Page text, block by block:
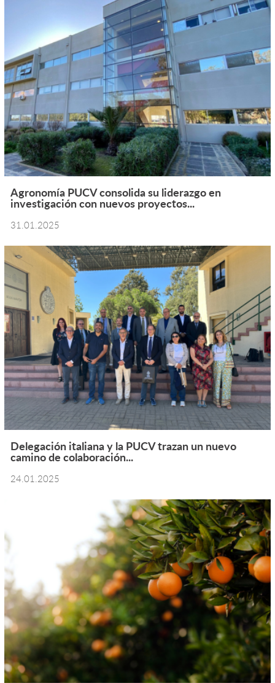
Agronomía PUCV consolida su liderazgo en
investigación con nuevos proyectos...
31.01.2025
Delegación italiana y la PUCV trazan un nuevo
camino de colaboración...
24.01.2025